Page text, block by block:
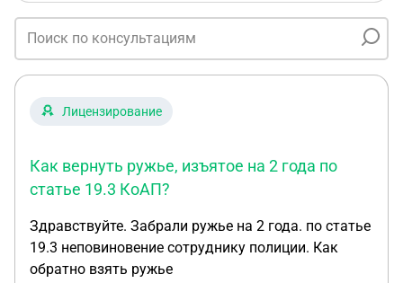
Лицензирование
Как вернуть ружье, изъятое на 2 года по
статье 19.3 КоАП?
Здравствуйте. Забрали ружье на 2 года. по статье
19.3 неповиновение сотруднику полиции. Как
обратно взять ружье